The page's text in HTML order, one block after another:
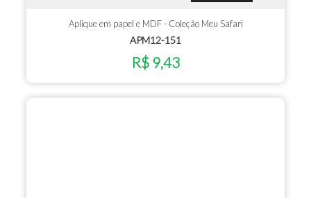
Aplique em papel e MDF - Coleção Meu Safari
APM12-151
R$ 9,43